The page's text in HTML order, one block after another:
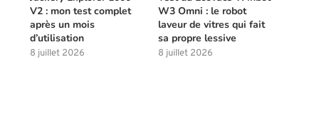
V2 : mon test complet
après un mois
d’utilisation
8 juillet 2026
W3 Omni : le robot
laveur de vitres qui fait
sa propre lessive
8 juillet 2026